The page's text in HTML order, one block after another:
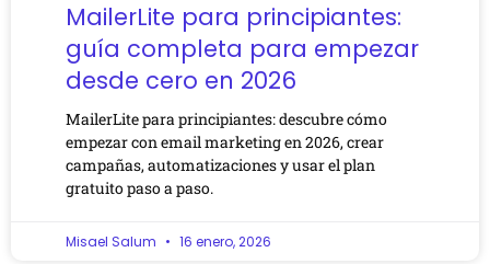
MailerLite para principiantes:
guía completa para empezar
desde cero en 2026
MailerLite para principiantes: descubre cómo
empezar con email marketing en 2026, crear
campañas, automatizaciones y usar el plan
gratuito paso a paso.
Misael Salum 16 enero, 2026